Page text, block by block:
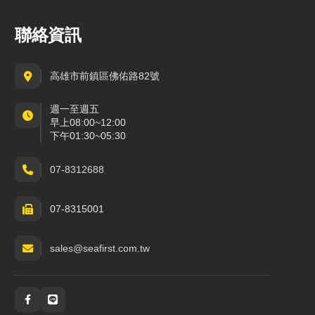
聯絡資訊
高雄市前鎮區佛佑路82號
週一至週五
早上08:00~12:00
下午01:30~05:30
07-8312688
07-8315001
sales@seafirst.com.tw
社群與通訊